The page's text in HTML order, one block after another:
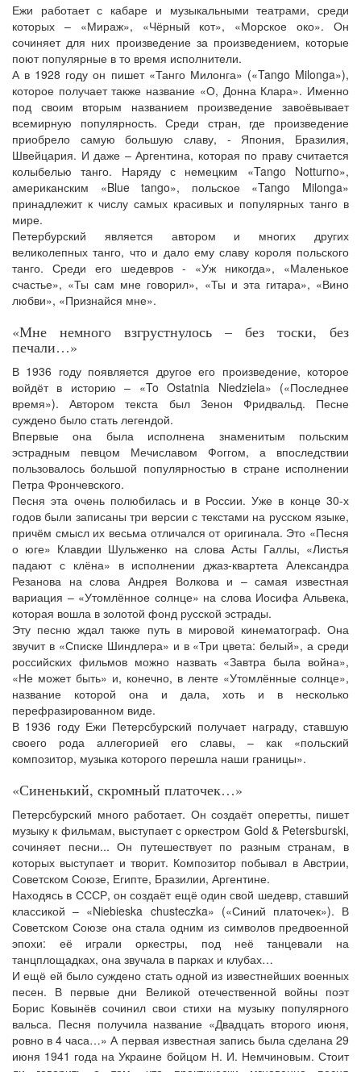
Ежи работает с кабаре и музыкальными театрами, среди
которых – «Мираж», «Чёрный кот», «Морское око». Он
сочиняет для них произведение за произведением, которые
поют популярные в то время исполнители.
А в 1928 году он пишет «Танго Милонга» («Tango Milonga»),
которое получает также название «О, Донна Клара». Именно
под своим вторым названием произведение завоёвывает
всемирную популярность. Среди стран, где произведение
приобрело самую большую славу, - Япония, Бразилия,
Швейцария. И даже – Аргентина, которая по праву считается
колыбелью танго. Наряду с немецким «Tango Notturno»,
американским «Blue tango», польское «Tango Milonga»
принадлежит к числу самых красивых и популярных танго в
мире.
Петербурский является автором и многих других
великолепных танго, что и дало ему славу короля польского
танго. Среди его шедевров - «Уж никогда», «Маленькое
счастье», «Ты сам мне говорил», «Ты и эта гитара», «Вино
любви», «Признайся мне».
«Мне немного взгрустнулось – без тоски, без
печали…»
В 1936 году появляется другое его произведение, которое
войдёт в историю – «To Ostatnia Niedziela» («Последнее
время»). Автором текста был Зенон Фридвальд. Песне
суждено было стать легендой.
Впервые она была исполнена знаменитым польским
эстрадным певцом Мечиславом Фоггом, а впоследствии
пользовалось большой популярностью в стране исполнении
Петра Фрончевского.
Песня эта очень полюбилась и в России. Уже в конце 30-х
годов были записаны три версии с текстами на русском языке,
причём смысл их весьма отличался от оригинала. Это «Песня
о юге» Клавдии Шульженко на слова Асты Галлы, «Листья
падают с клёна» в исполнении джаз-квартета Александра
Резанова на слова Андрея Волкова и – самая известная
вариация – «Утомлённое солнце» на слова Иосифа Альвека,
которая вошла в золотой фонд русской эстрады.
Эту песню ждал также путь в мировой кинематограф. Она
звучит в «Списке Шиндлера» и в «Три цвета: белый», а среди
российских фильмов можно назвать «Завтра была война»,
«Не может быть» и, конечно, в ленте «Утомлённые солнце»,
название которой она и дала, хоть и в несколько
перефразированном виде.
В 1936 году Ежи Петерсбурский получает награду, ставшую
своего рода аллегорией его славы, – как «польский
композитор, музыка которого перешла наши границы».
«Синенький, скромный платочек…»
Петерсбурский много работает. Он создаёт оперетты, пишет
музыку к фильмам, выступает с оркестром Gold & Petersburski,
сочиняет песни... Он путешествует по разным странам, в
которых выступает и творит. Композитор побывал в Австрии,
Советском Союзе, Египте, Бразилии, Аргентине.
Находясь в СССР, он создаёт ещё один свой шедевр, ставший
классикой – «Niebieska chusteczka» («Синий платочек»). В
Советском Союзе она стала одним из символов предвоенной
эпохи: её играли оркестры, под неё танцевали на
танцплощадках, она звучала в парках и клубах…
И ещё ей было суждено стать одной из известнейших военных
песен. В первые дни Великой отечественной войны поэт
Борис Ковынёв сочинил свои стихи на музыку популярного
вальса. Песня получила название «Двадцать второго июня,
ровно в 4 часа…» А первая известная запись была сделана 29
июня 1941 года на Украине бойцом Н. И. Немчиновым. Стоит